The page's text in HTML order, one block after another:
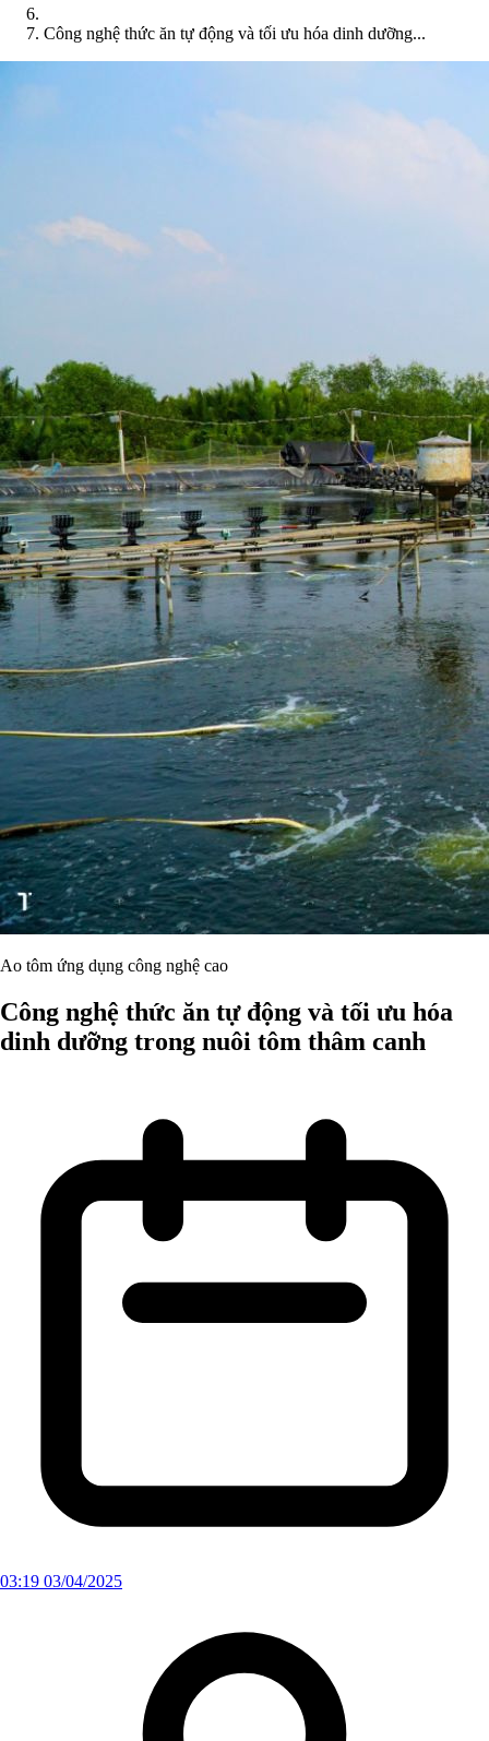
Công nghệ thức ăn tự động và tối ưu hóa dinh dưỡng...
Ao tôm ứng dụng công nghệ cao
Công nghệ thức ăn tự động và tối ưu hóa
dinh dưỡng trong nuôi tôm thâm canh
03:19 03/04/2025